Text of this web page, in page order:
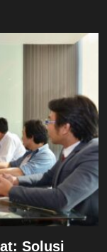
Solusi